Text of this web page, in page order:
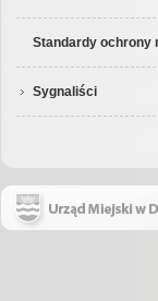
Standardy ochrony
Sygnaliści